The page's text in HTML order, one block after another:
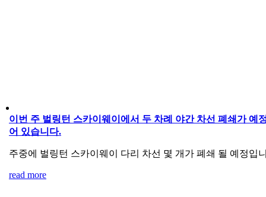
이번 주 벌링턴 스카이웨이에서 두 차례 야간 차선 폐쇄가 예
어 있습니다.
주중에 벌링턴 스카이웨이 다리 차선 몇 개가 폐쇄 될 예정입
read more